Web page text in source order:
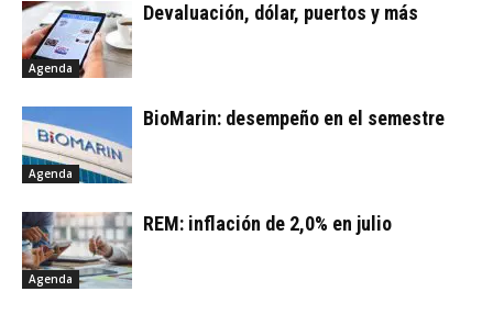
Agenda
Devaluación, dólar, puertos y más
Agenda
BioMarin: desempeño en el semestre
Agenda
REM: inflación de 2,0% en julio